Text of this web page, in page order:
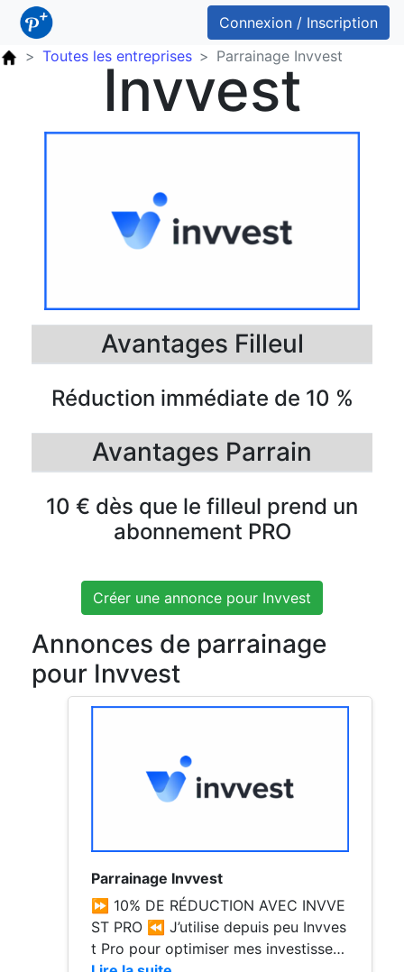
Connexion / Inscription
Toutes les entreprises
Parrainage Invvest
Invvest
Avantages Filleul
Réduction immédiate de 10 %
Avantages Parrain
10 € dès que le filleul prend un
abonnement PRO
Créer une annonce pour Invvest
Annonces de parrainage
pour Invvest
Parrainage Invvest
⏩ 10% DE RÉDUCTION AVEC INVVE
ST PRO ⏪ J’utilise depuis peu Invves
t Pro pour optimiser mes investissem